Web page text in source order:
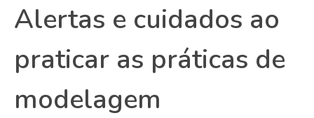
Alertas e cuidados ao
praticar as práticas de
modelagem